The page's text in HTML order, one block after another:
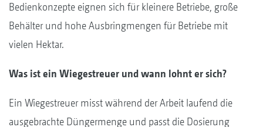
Bedienkonzepte eignen sich für kleinere Betriebe, große
Behälter und hohe Ausbringmengen für Betriebe mit
vielen Hektar.
Was ist ein Wiegestreuer und wann lohnt er sich?
Ein Wiegestreuer misst während der Arbeit laufend die
ausgebrachte Düngermenge und passt die Dosierung